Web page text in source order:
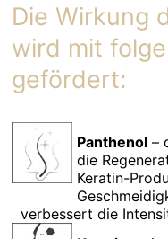
Die Wirkung
wird mit
gefördert:
Panthenol –
die
Keratin-
verbessert die